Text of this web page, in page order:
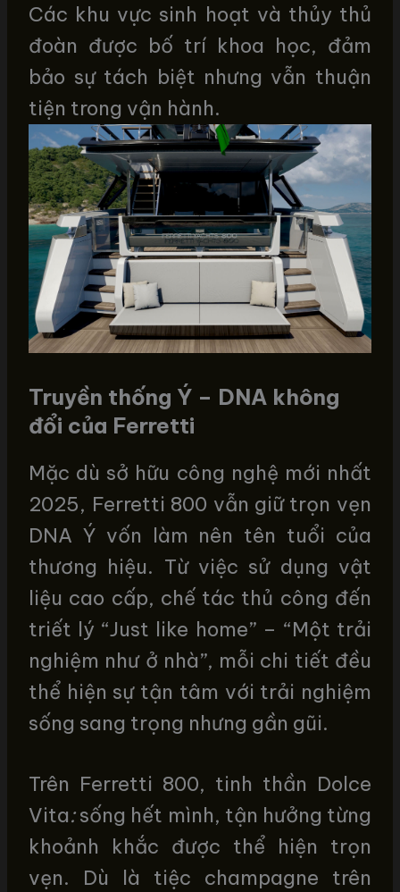
Các khu vực sinh hoạt và thủy thủ
đoàn được bố trí khoa học, đảm
bảo sự tách biệt nhưng vẫn thuận
tiện trong vận hành.
Truyền thống Ý – DNA không
đổi của Ferretti
Mặc dù sở hữu công nghệ mới nhất
2025, Ferretti 800 vẫn giữ trọn vẹn
DNA Ý vốn làm nên tên tuổi của
thương hiệu. Từ việc sử dụng vật
liệu cao cấp, chế tác thủ công đến
triết lý “Just like home” – “Một trải
nghiệm như ở nhà”, mỗi chi tiết đều
thể hiện sự tận tâm với trải nghiệm
sống sang trọng nhưng gần gũi.
Trên Ferretti 800, tinh thần Dolce
Vita:sống hết mình, tận hưởng từng
khoảnh khắc được thể hiện trọn
vẹn. Dù là tiệc champagne trên